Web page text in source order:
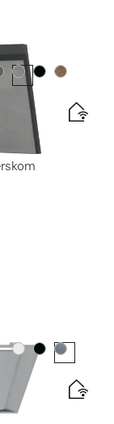
Boja:Boja:Boja:
Boja:Boja:Boja: